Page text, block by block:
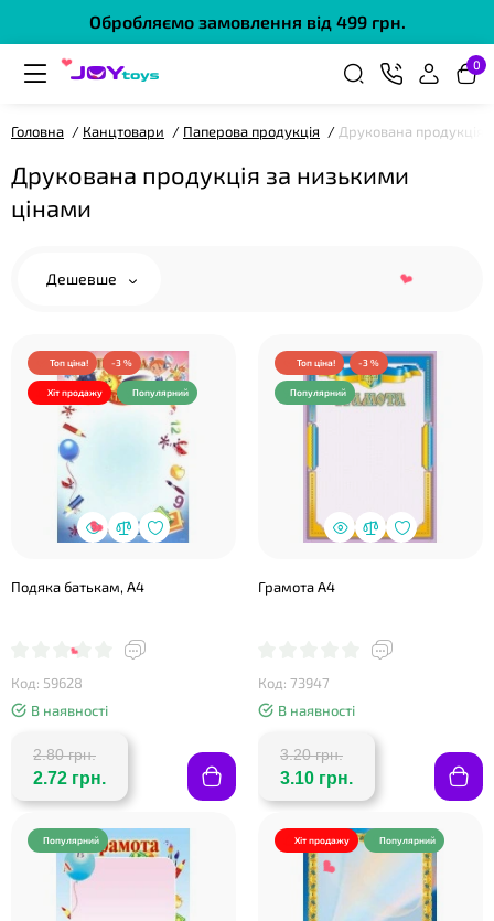
Обробляємо замовлення від 499 грн.
0
Головна Канцтовари Паперова продукція Друкована продукція
Друкована продукція за низькими
цінами
Дешевше
Топ ціна! -3 %
Хіт продажу Популярний
Подяка батькам, А4
Код: 59628
В наявності
2.80 грн.
2.72 грн.
Топ ціна! -3 %
Популярний
Грамота А4
Код: 73947
В наявності
3.20 грн.
3.10 грн.
Популярний Хіт продажу Популярний
❤
❤
❤
❤
❤